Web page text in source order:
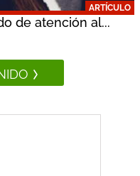
ARTÍCULO
de atención al...